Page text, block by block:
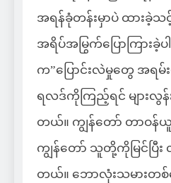
အရန်ခုံတန်းမှာပဲ ထား
အရိပ်အမြွက်ပြောကြားခဲ့
က”ပြောင်းလဲမှုတွေ အရမ်
ရလဒ်ကိုကြည့်ရင် များလွ
တယ်။ ကျွန်တော် တာဝန်ယူ
ကျွန်တော် သူတို့ကိုမြင်ပြီး
တယ်။ ဘောလုံးသမားတစ်